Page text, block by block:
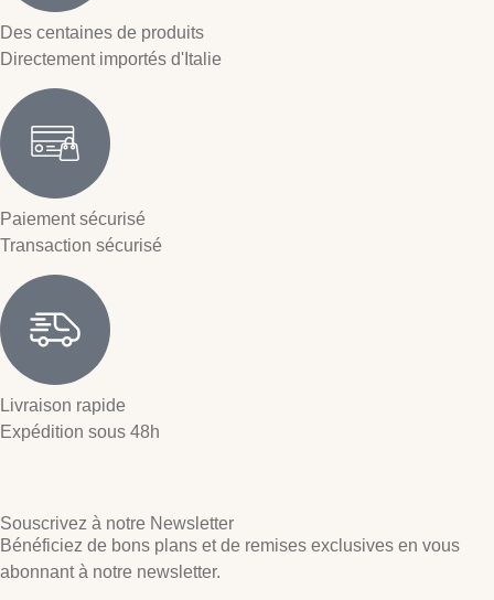
Des centaines de produits
Directement importés d'Italie
Paiement sécurisé
Transaction sécurisé
Livraison rapide
Expédition sous 48h
Souscrivez à notre Newsletter
Bénéficiez de bons plans et de remises exclusives en vous
abonnant à notre newsletter.